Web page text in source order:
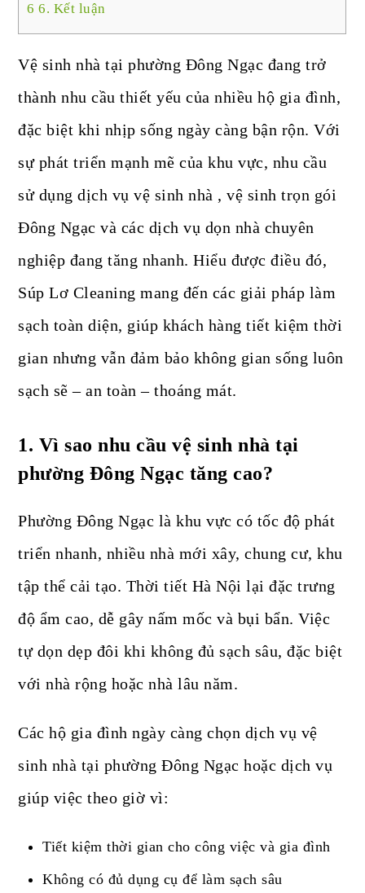
6 6. Kết luận
Vệ sinh nhà tại phường Đông Ngạc đang trở
thành nhu cầu thiết yếu của nhiều hộ gia đình,
đặc biệt khi nhịp sống ngày càng bận rộn. Với
sự phát triển mạnh mẽ của khu vực, nhu cầu
sử dụng dịch vụ vệ sinh nhà , vệ sinh trọn gói
Đông Ngạc và các dịch vụ dọn nhà chuyên
nghiệp đang tăng nhanh. Hiểu được điều đó,
Súp Lơ Cleaning mang đến các giải pháp làm
sạch toàn diện, giúp khách hàng tiết kiệm thời
gian nhưng vẫn đảm bảo không gian sống luôn
sạch sẽ – an toàn – thoáng mát.
1. Vì sao nhu cầu vệ sinh nhà tại
phường Đông Ngạc tăng cao?
Phường Đông Ngạc là khu vực có tốc độ phát
triển nhanh, nhiều nhà mới xây, chung cư, khu
tập thể cải tạo. Thời tiết Hà Nội lại đặc trưng
độ ẩm cao, dễ gây nấm mốc và bụi bẩn. Việc
tự dọn dẹp đôi khi không đủ sạch sâu, đặc biệt
với nhà rộng hoặc nhà lâu năm.
Các hộ gia đình ngày càng chọn dịch vụ vệ
sinh nhà tại phường Đông Ngạc hoặc dịch vụ
giúp việc theo giờ vì:
Tiết kiệm thời gian cho công việc và gia đình
Không có đủ dụng cụ để làm sạch sâu